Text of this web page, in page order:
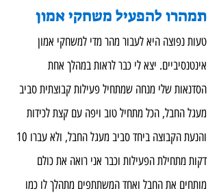
תמהרו להפעיל משחקי אמון
טעות נפוצה היא לעבור מהר מדי למשחקי אמון
אינטנסיביים. יצא לי כבר לראות במהלך אחת
הסדנאות שלי מנחה שמתחיל פעילות קבוצתית סביב
מעגל החבל, הכל מתחיל טוב ויפה עם קצת לכידות
דקות מתחילת הפעילות וכבר אני רואה את כולם
מותחים את החבל ואחד המשתתפים מתהלך לו כמו